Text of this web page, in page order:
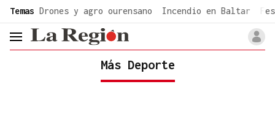
Temas Drones y agro ourensano Incendio en Baltar
header.menu.open
Más Deporte